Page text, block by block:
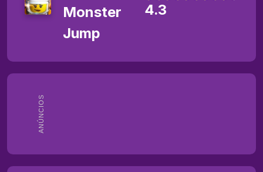
ANÚNCIOS
Monster
Jump
4.3